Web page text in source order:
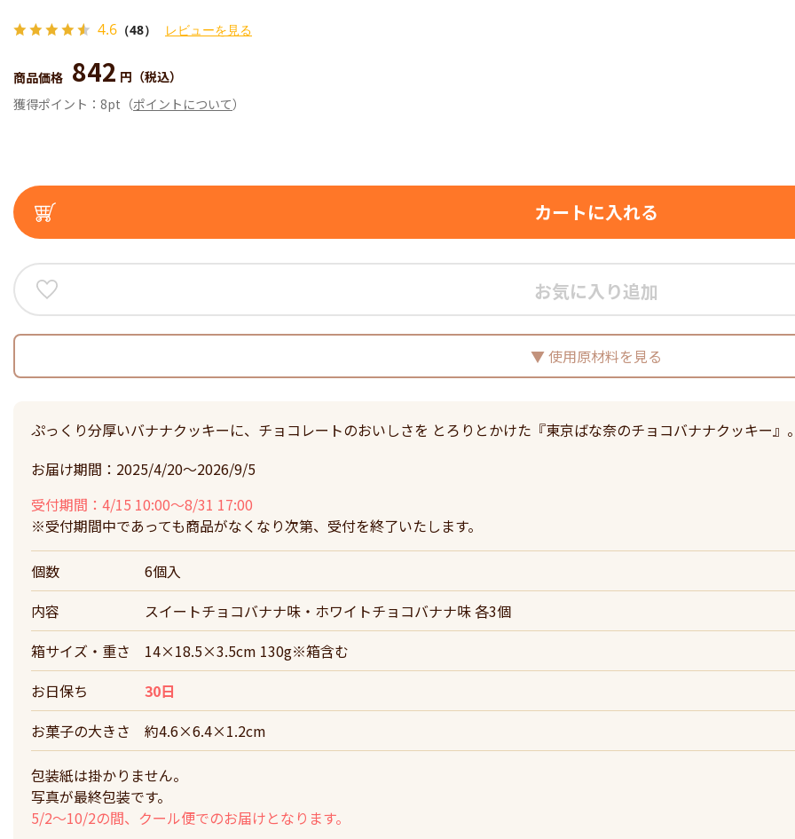
4.6 （48） レビューを見る
商品価格 842 円 （税込）
獲得ポイント： 8pt （ポイントについて）
カートに入れる
お気に入り追加
使用原材料を見る
ぷっくり分厚いバナナクッキーに、チョコレートのおいしさを とろりとかけた『東京ばな奈のチョコバナナクッキー』
お届け期間：2025/4/20～2026/9/5
受付期間：4/15 10:00～8/31 17:00
※受付期間中であっても商品がなくなり次第、受付を終了いたします。
個数
6個入
内容
スイートチョコバナナ味・ホワイトチョコバナナ味 各3個
箱サイズ・重さ
14×18.5×3.5cm 130g※箱含む
お日保ち
30日
お菓子の大きさ
約4.6×6.4×1.2cm
包装紙は掛かりません。
写真が最終包装です。
5/2～10/2の間、クール便でのお届けとなります。